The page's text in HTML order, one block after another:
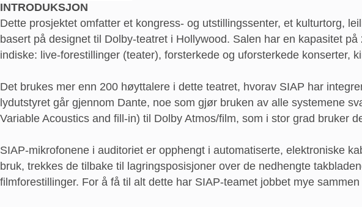
INTRODUKSJON
Dette prosjektet omfatter et kongress- og utstillingssenter, et kulturtorg,
basert på designet til Dolby-teatret i Hollywood. Salen har en kapasitet
indiske: live-forestillinger (teater), forsterkede og uforsterkede konserter,
Det brukes mer enn 200 høyttalere i dette teatret, hvorav SIAP har
lydutstyret går gjennom Dante, noe som gjør bruken av alle systemene
Variable Acoustics and fill-in) til Dolby Atmos/film, som i stor grad bruker
SIAP-mikrofonene i auditoriet er opphengt i automatiserte, elektroniske
bruk, trekkes de tilbake til lagringsposisjoner over de nedhengte
filmforestillinger. For å få til alt dette har SIAP-teamet jobbet mye